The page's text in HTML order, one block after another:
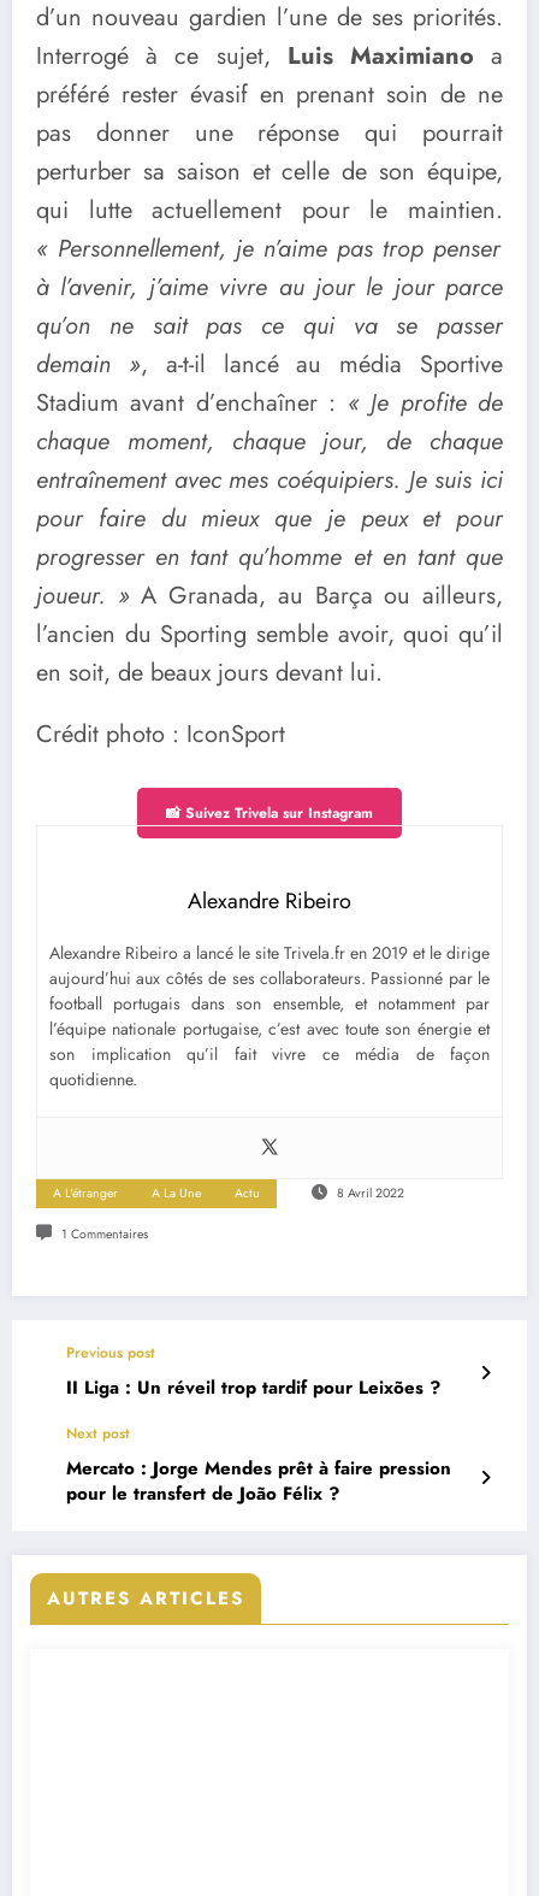
d’un nouveau gardien l’une de ses priorités.
Interrogé à ce sujet, Luis Maximiano a
préféré rester évasif en prenant soin de ne
pas donner une réponse qui pourrait
perturber sa saison et celle de son équipe,
qui lutte actuellement pour le maintien.
« Personnellement, je n’aime pas trop penser
à l’avenir, j’aime vivre au jour le jour parce
qu’on ne sait pas ce qui va se passer
demain », a-t-il lancé au média Sportive
Stadium avant d’enchaîner : « Je profite de
chaque moment, chaque jour, de chaque
entraînement avec mes coéquipiers. Je suis ici
pour faire du mieux que je peux et pour
progresser en tant qu’homme et en tant que
joueur. »A Granada, au Barça ou ailleurs,
l’ancien du Sporting semble avoir, quoi qu’il
en soit, de beaux jours devant lui.
Crédit photo : IconSport
📸 Suivez Trivela sur Instagram
Alexandre Ribeiro
Alexandre Ribeiro a lancé le site Trivela.fr en 2019 et le dirige
aujourd’hui aux côtés de ses collaborateurs. Passionné par le
football portugais dans son ensemble, et notamment par
l’équipe nationale portugaise, c’est avec toute son énergie et
son implication qu’il fait vivre ce média de façon
quotidienne.
A L'étranger A La Une Actu 8 Avril 2022
1 Commentaires
Previous post
II Liga : Un réveil trop tardif pour Leixões ?
Next post
Mercato : Jorge Mendes prêt à faire pression
pour le transfert de João Félix ?
AUTRES ARTICLES